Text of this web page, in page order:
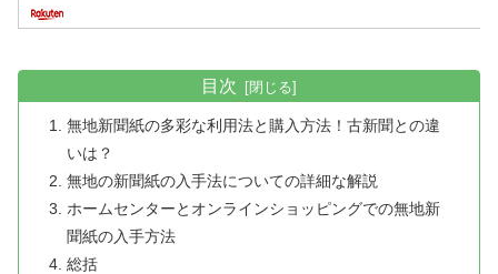
目次
無地新聞紙の多彩な利用法と購入方法！古新聞との違
いは？
無地の新聞紙の入手法についての詳細な解説
ホームセンターとオンラインショッピングでの無地新
聞紙の入手方法
総括